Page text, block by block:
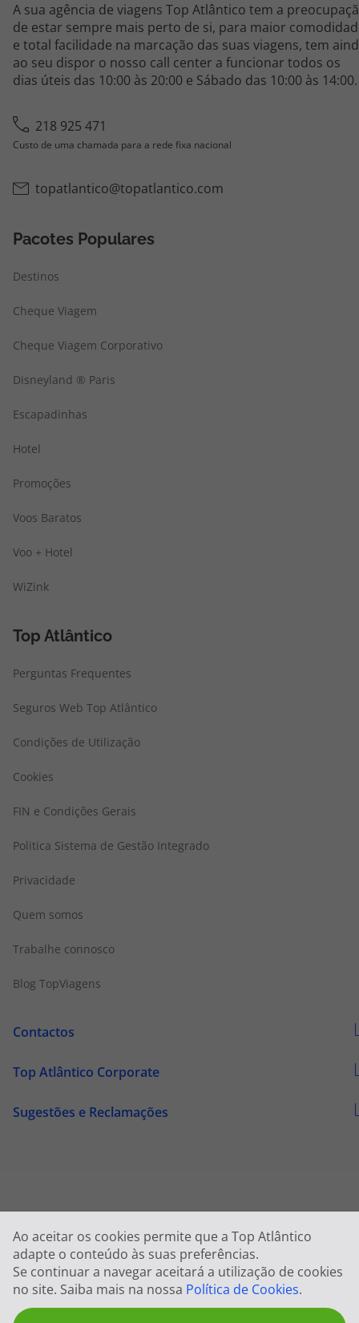
Ao aceitar os cookies permite que a Top Atlântico
adapte o conteúdo às suas preferências.
Se continuar a navegar aceitará a utilização de cookies
no site. Saiba mais na nossa Política de Cookies.
A sua agência de viagens Top Atlântico tem a
de estar sempre mais perto de si, para maior
e total facilidade na marcação das suas viagens, tem
ao seu dispor o nosso call center a funcionar todos os
dias úteis das 10:00 às 20:00 e Sábado das 10:00 às 14:00.
218 925 471
Custo de uma chamada para a rede fixa nacional
topatlantico@topatlantico.com
Pacotes Populares
Destinos
Cheque Viagem
Cheque Viagem Corporativo
Disneyland ® Paris
Escapadinhas
Hotel
Promoções
Voos Baratos
Voo + Hotel
WiZink
Top Atlântico
Perguntas Frequentes
Seguros Web Top Atlântico
Condições de Utilização
Cookies
FIN e Condições Gerais
Politica Sistema de Gestão Integrado
Privacidade
Quem somos
Trabalhe connosco
Blog TopViagens
Contactos
Top Atlântico Corporate
Sugestões e Reclamações
2026 © Todos os direitos reservados: Top Atlântico, Viagens e Turismo S.A.